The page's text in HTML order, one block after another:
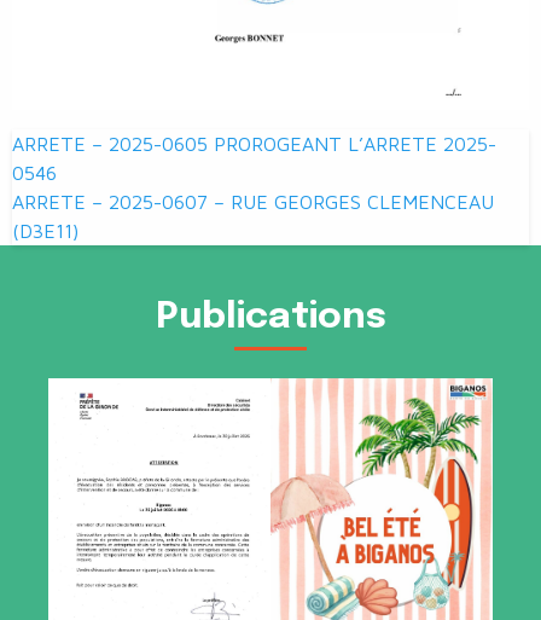
Navigation
de
l’article
ARRETE – 2025-0605 PROROGEANT L’ARRETE 2025-
0546
ARRETE – 2025-0607 – RUE GEORGES CLEMENCEAU
(D3E11)
Publications